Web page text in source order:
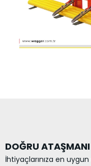
DOĞRU
İhtiyaçlarınıza en